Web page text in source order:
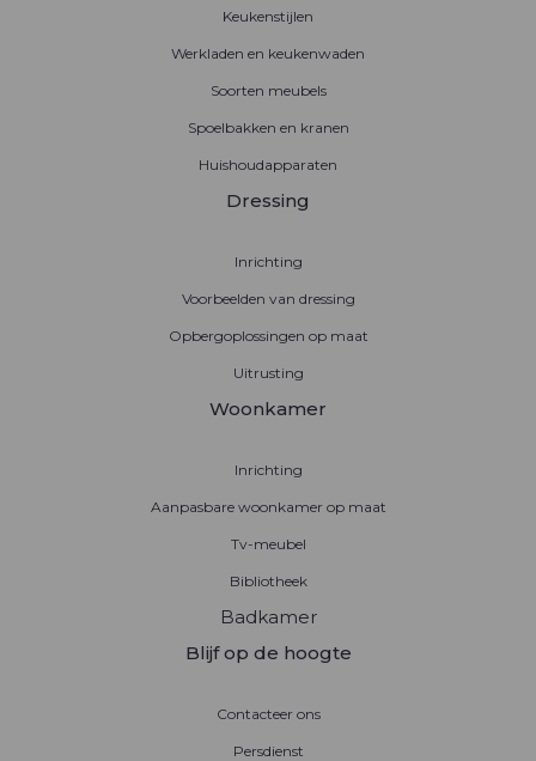
Keukenstijlen
Werkladen en keukenwaden
Soorten meubels
Spoelbakken en kranen
Huishoudapparaten
Dressing
Inrichting
Voorbeelden van dressing
Opbergoplossingen op maat
Uitrusting
Woonkamer
Inrichting
Aanpasbare woonkamer op maat
Tv-meubel
Bibliotheek
Badkamer
Blijf op de hoogte
Contacteer ons
Persdienst